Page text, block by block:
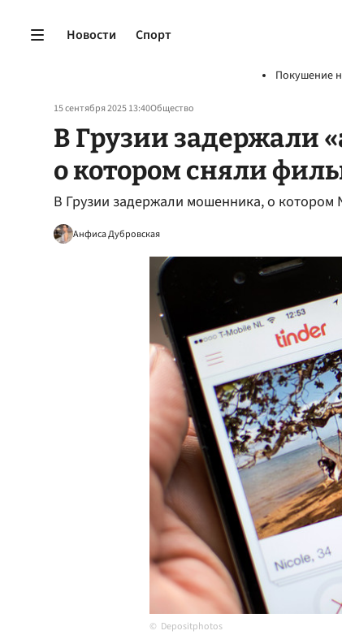
Новости Спорт
Покушение
15 сентября 2025 13:40Общество
В Грузии задержали
о котором сняли
В Грузии задержали мошенника, о
Анфиса Дубровская
Depositphotos